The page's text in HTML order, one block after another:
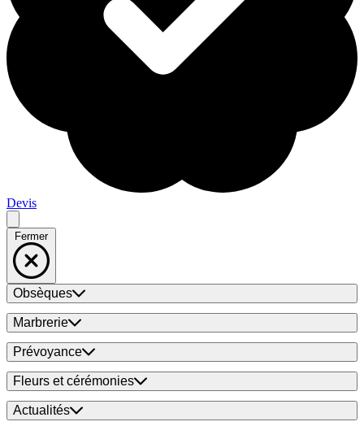
Devis
Fermer
Obsèques
Marbrerie
Prévoyance
Fleurs et cérémonies
Actualités